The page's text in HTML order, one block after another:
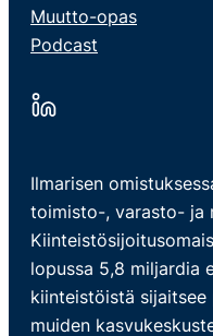
Muutto-opas
Podcast
Ilmarisen
toimisto-, varasto- ja
lopussa 5,8 miljardia
kiinteistöistä sijaitsee
muiden